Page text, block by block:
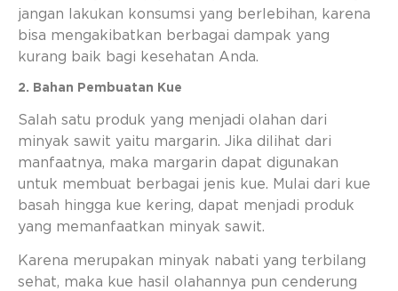
jangan lakukan konsumsi yang berlebihan, karena
bisa mengakibatkan berbagai dampak yang
kurang baik bagi kesehatan Anda.
2. Bahan Pembuatan Kue
Salah satu produk yang menjadi olahan dari
minyak sawit yaitu margarin. Jika dilihat dari
manfaatnya, maka margarin dapat digunakan
untuk membuat berbagai jenis kue. Mulai dari kue
basah hingga kue kering, dapat menjadi produk
yang memanfaatkan minyak sawit.
Karena merupakan minyak nabati yang terbilang
sehat, maka kue hasil olahannya pun cenderung